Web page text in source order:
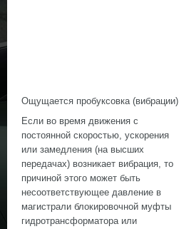
Ощущается пробуксовка (вибрации)
Если во время движения с
постоянной скоростью, ускорения
или замедления (на высших
передачах) возникает вибрация, то
причиной этого может быть
несоответствующее давление в
магистрали блокировочной муфты
гидротрансформатора или